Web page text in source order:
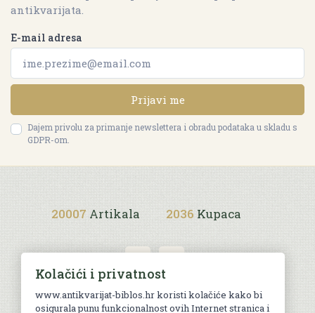
antikvarijata.
E-mail adresa
Prijavi me
Dajem privolu za primanje newslettera i obradu podataka u skladu s
GDPR-om.
20007 Artikala 2036 Kupaca
Uvjeti kupnje
Kolačići i privatnost
www.antikvarijat-biblos.hr koristi kolačiće kako bi
osigurala punu funkcionalnost ovih Internet stranica i